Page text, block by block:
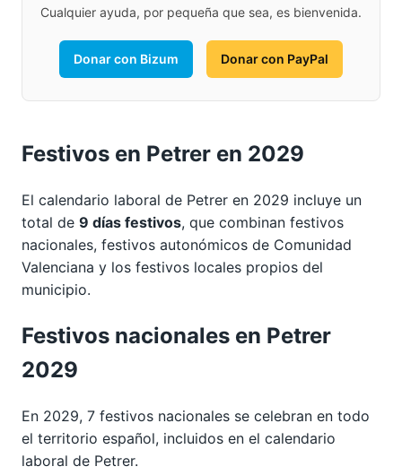
Cualquier ayuda, por pequeña que sea, es bienvenida.
Donar con Bizum Donar con PayPal
Festivos en Petrer en 2029
El calendario laboral de Petrer en 2029 incluye un
total de 9 días festivos, que combinan festivos
nacionales, festivos autonómicos de Comunidad
Valenciana y los festivos locales propios del
municipio.
Festivos nacionales en Petrer
2029
En 2029, 7 festivos nacionales se celebran en todo
el territorio español, incluidos en el calendario
laboral de Petrer.